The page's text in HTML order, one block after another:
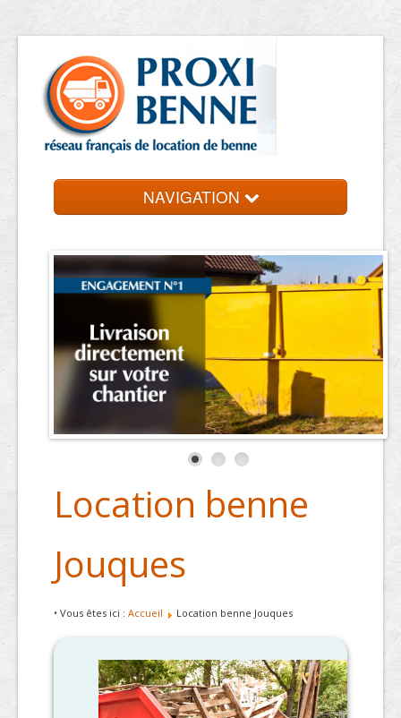
NAVIGATION
Location de benne
Contact et devis
Location benne
Jouques
• Vous êtes ici : Accueil Location benne Jouques